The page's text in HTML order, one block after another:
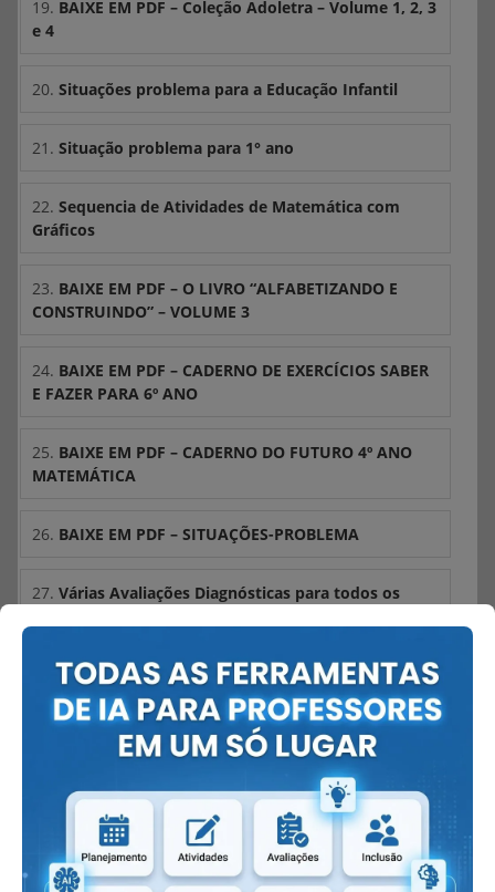
19. BAIXE EM PDF – Coleção Adoletra – Volume 1, 2, 3
e 4
20. Situações problema para a Educação Infantil
21. Situação problema para 1° ano
22. Sequencia de Atividades de Matemática com
Gráficos
23. BAIXE EM PDF – O LIVRO “ALFABETIZANDO E
CONSTRUINDO” – VOLUME 3
24. BAIXE EM PDF – CADERNO DE EXERCÍCIOS SABER
E FAZER PARA 6º ANO
25. BAIXE EM PDF – CADERNO DO FUTURO 4º ANO
MATEMÁTICA
26. BAIXE EM PDF – SITUAÇÕES-PROBLEMA
27. Várias Avaliações Diagnósticas para todos os
28.Roleta da Multiplicação – Aprendendo Brincando
Atividades para Educação infantil sobre formas
geométricas básicas.
Atividades de multiplicação 2° ano
31.Atividades de multiplicação para 3° ano